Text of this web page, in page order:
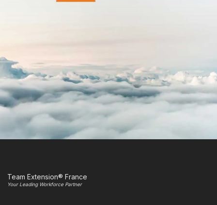
Team Extension® France
Your Leading Workforce Partner